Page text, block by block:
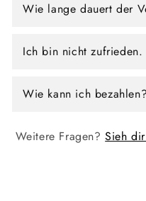
Wie lange dauert der
Ich bin nicht zufrieden.
Wie kann ich bezahlen?
Weitere Fragen?Sieh